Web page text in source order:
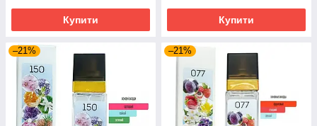
Купити Купити
–21% –21%